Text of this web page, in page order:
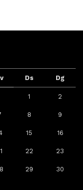
Ds Dg
1 2
8 9
15 16
22 23
29 30